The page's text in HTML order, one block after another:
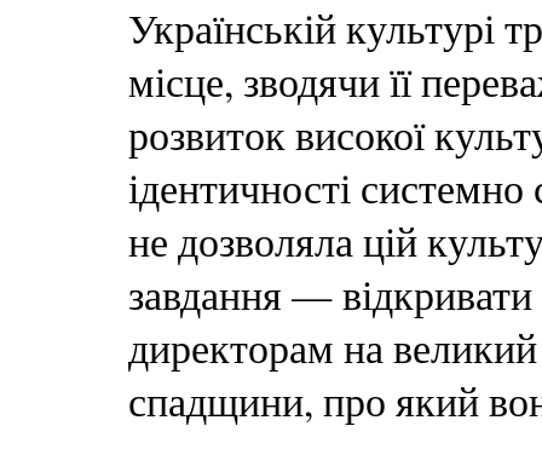
Українській культурі
місце, зводячи її
розвиток високої
ідентичності
не дозволяла цій
завдання —
директорам на великий
спадщини, про який